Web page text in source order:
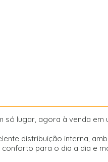
só lugar, agora à venda
distribuição interna,
para o dia a dia e